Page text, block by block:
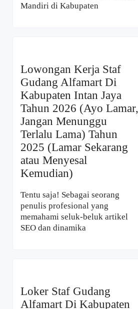
Mandiri di Kabupaten
Lowongan Kerja Staf
Gudang Alfamart Di
Kabupaten Intan Jaya
Tahun 2026 (Ayo Lamar,
Jangan Menunggu
Terlalu Lama) Tahun
2025 (Lamar Sekarang
atau Menyesal
Kemudian)
Tentu saja! Sebagai seorang
penulis profesional yang
memahami seluk-beluk artikel
SEO dan dinamika
Loker Staf Gudang
Alfamart Di Kabupaten